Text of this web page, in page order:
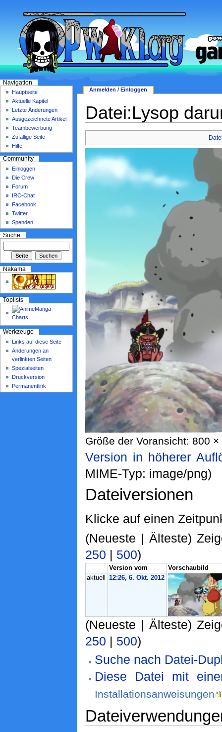
Datei:Lysop
Größe der Voransicht: 800
Version in höherer
MIME-Typ: image/png)
Dateiversionen
Klicke auf einen
(Neueste | Älteste)
250 | 500)
Version vom
Vorschaubild
aktuell
12:26, 6. Okt. 2012
(Neueste | Älteste)
250 | 500)
Suche nach Datei-
Diese Datei mit
Installationsanweisungen
Anmelden / Einloggen
Navigation
Hauptseite
Aktuelle Kapitel
Letzte Änderungen
Ausgezeichnete Artikel
Teambewerbung
Zufällige Seite
Hilfe
Community
Einloggen
Die Crew
Forum
IRC-Chat
Facebook
Twitter
Spenden
Suche
Nakama
Toplists
Werkzeuge
Links auf diese Seite
Änderungen an
verlinkten Seiten
Spezialseiten
Druckversion
Permanentlink